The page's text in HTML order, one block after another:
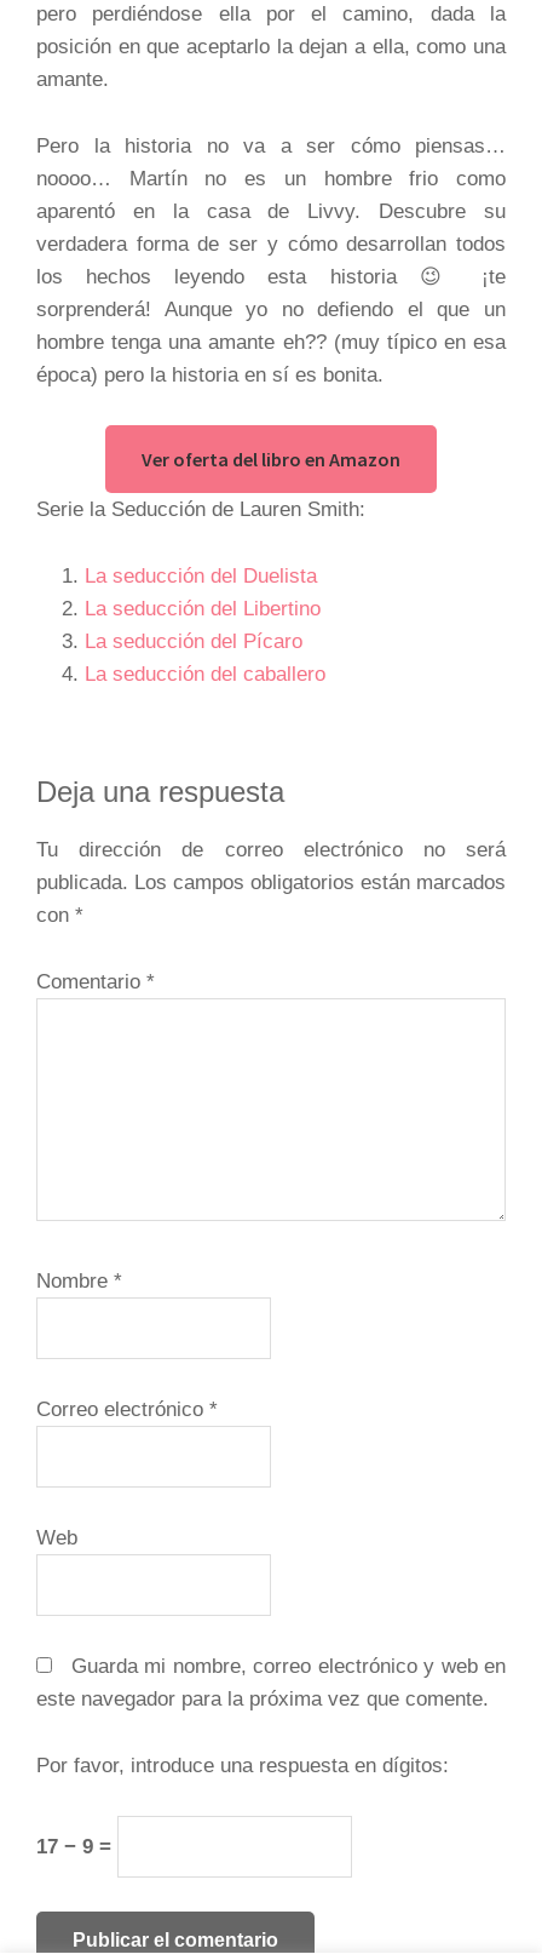
pero perdiéndose ella por el camino, dada la
posición en que aceptarlo la dejan a ella, como una
amante.
Pero la historia no va a ser cómo piensas…
noooo… Martín no es un hombre frio como
aparentó en la casa de Livvy. Descubre su
verdadera forma de ser y cómo desarrollan todos
los hechos leyendo esta historia 😉 ¡te
sorprenderá! Aunque yo no defiendo el que un
hombre tenga una amante eh?? (muy típico en esa
época) pero la historia en sí es bonita.
Ver oferta del libro en Amazon
Serie la Seducción de Lauren Smith:
La seducción del Duelista
La seducción del Libertino
La seducción del Pícaro
La seducción del caballero
Interacciones
los
lectores
Deja una respuesta
Tu dirección de correo electrónico no será
publicada. Los campos obligatorios están marcados
con *
Comentario *
Nombre *
Correo electrónico *
Web
Guarda mi nombre, correo electrónico y web en
este navegador para la próxima vez que comente.
Por favor, introduce una respuesta en dígitos:
17 − 9 =